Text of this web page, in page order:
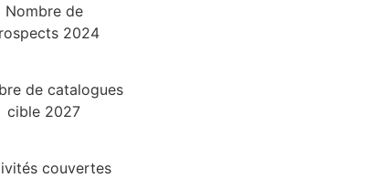
Nombre de
2024
de catalogues
cible 2027
couvertes